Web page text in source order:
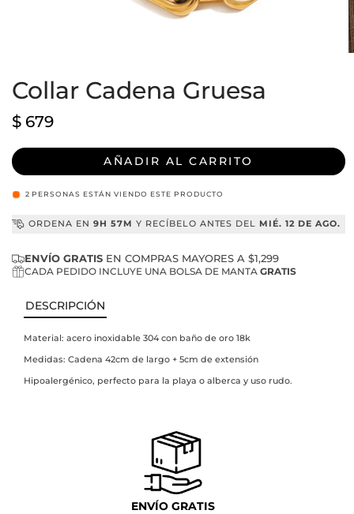
multimedia
1
una
ventana
Collar Cadena Gruesa
Precio
$ 679
AÑADIR AL CARRITO
2 PERSONAS ESTÁN VIENDO ESTE PRODUCTO
ORDENA EN 9H 57M Y RECÍBELO ANTES DEL MIÉ. 12 DE AGO.
ENVÍO GRATIS EN COMPRAS MAYORES A $1,299
CADA PEDIDO INCLUYE UNA BOLSA DE MANTAGRATIS
DESCRIPCIÓN
Material: acero inoxidable 304 con baño de oro 18k
Medidas: Cadena 42cm de largo + 5cm de extensión
Hipoalergénico, perfecto para la playa o alberca y uso rudo.
ENVÍO GRATIS